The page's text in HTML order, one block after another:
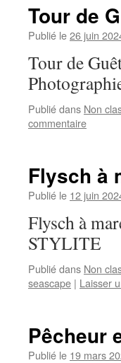
Tour de
Publié le26 juin
Tour de
Publié dans Non
commentaire
Flysch à
Publié le 12 juin
Flysch à
STYLITE
Publié dans Non
seascape | Laisser
Pêcheur
Publié le 19 mars